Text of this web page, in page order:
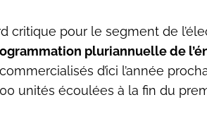
critique pour le segment de
pluriannuelle de
d’ici l’année
unités écoulées à la fin du